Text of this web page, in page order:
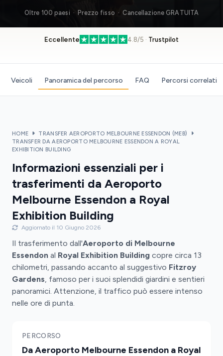
Oltre 100 paesi · Prezzo fisso · Cancellazione GRATUITA
Eccellente 4.8/5 · Trustpilot
Veicoli Panoramica del percorso FAQ Percorsi correlati
HOME
TRANSFER AEROPORTO MELBOURNE ESSENDON (MEB)
TRANSFER DA AEROPORTO MELBOURNE ESSENDON A ROYAL
EXHIBITION BUILDING
Informazioni essenziali per i
trasferimenti da Aeroporto
Melbourne Essendon a Royal
Exhibition Building
Aggiornato il 10 Giugno 2026
Il trasferimento dall'Aeroporto di Melbourne
Essendon al Royal Exhibition Building copre circa 13
chilometri, passando accanto al suggestivo Fitzroy
Gardens, famoso per i suoi splendidi giardini e sentieri
panoramici. Attenzione, il traffico può essere intenso
nelle ore di punta.
PERCORSO
Da Aeroporto Melbourne Essendon a Royal